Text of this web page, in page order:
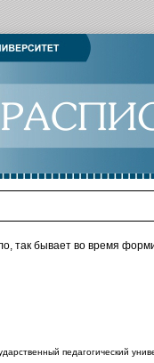
так бывает во время
педагогический